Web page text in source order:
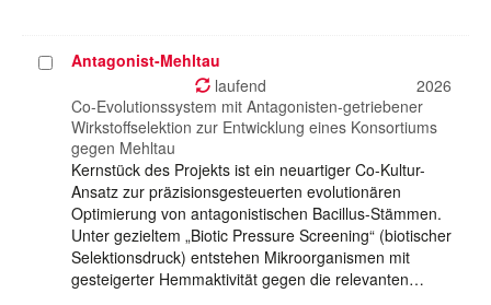
ProjektAntagonist-Mehltau
laufend
2026
Co-Evolutionssystem mit Antagonisten-getriebener
Wirkstoffselektion zur Entwicklung eines Konsortiums
gegen Mehltau
Kernstück des Projekts ist ein neuartiger Co-Kultur-
Ansatz zur präzisionsgesteuerten evolutionären
Optimierung von antagonistischen Bacillus-Stämmen.
Unter gezieltem „Biotic Pressure Screening“ (biotischer
Selektionsdruck) entstehen Mikroorganismen mit
gesteigerter Hemmaktivität gegen die relevanten…